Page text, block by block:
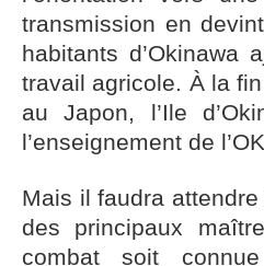
transmission en
habitants d’Okinawa
travail agricole. À la
au Japon, l’Ile
l’enseignement de
Mais il faudra
des principaux
combat soit